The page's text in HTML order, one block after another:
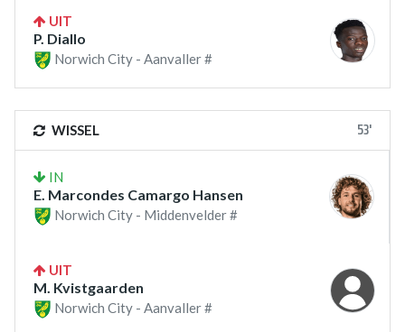
UIT
P. Diallo
Norwich City - Aanvaller #
WISSEL 53'
IN
E. Marcondes Camargo Hansen
Norwich City - Middenvelder #
UIT
M. Kvistgaarden
Norwich City - Aanvaller #